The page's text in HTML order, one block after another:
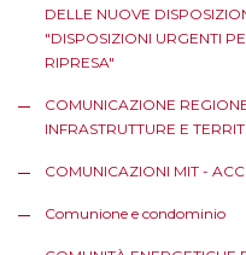
DELLE NUOVE
"DISPOSIZIONI URGENTI
RIPRESA"
COMUNICAZIONE
INFRASTRUTTURE E
COMUNICAZIONI MIT -
Comunione e condominio